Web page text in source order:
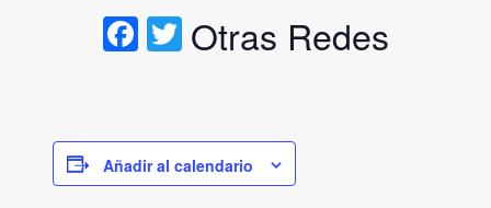
Facebook
Twitter
Otras Redes
Añadir al calendario